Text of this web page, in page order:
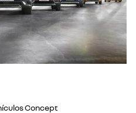
Concept